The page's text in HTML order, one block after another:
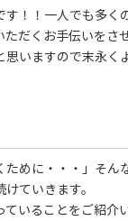
！！一人でも多く
だくお手伝いをさ
いますので末永く
ために・・・」そん
ていきます。
いることをご紹介